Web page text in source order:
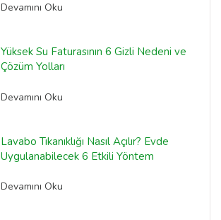
Devamını Oku
Yüksek Su Faturasının 6 Gizli Nedeni ve
Çözüm Yolları
Devamını Oku
Lavabo Tıkanıklığı Nasıl Açılır? Evde
Uygulanabilecek 6 Etkili Yöntem
Devamını Oku